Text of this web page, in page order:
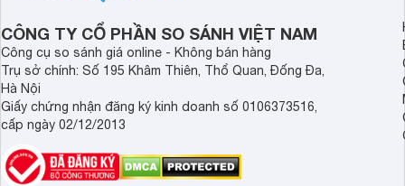
CÔNG TY CỔ PHẦN SO SÁNH VIỆT NAM
Công cụ so sánh giá online - Không bán hàng
Trụ sở chính: Số 195 Khâm Thiên, Thổ Quan, Đống Đa,
Hà Nội
Giấy chứng nhận đăng ký kinh doanh số 0106373516,
cấp ngày 02/12/2013